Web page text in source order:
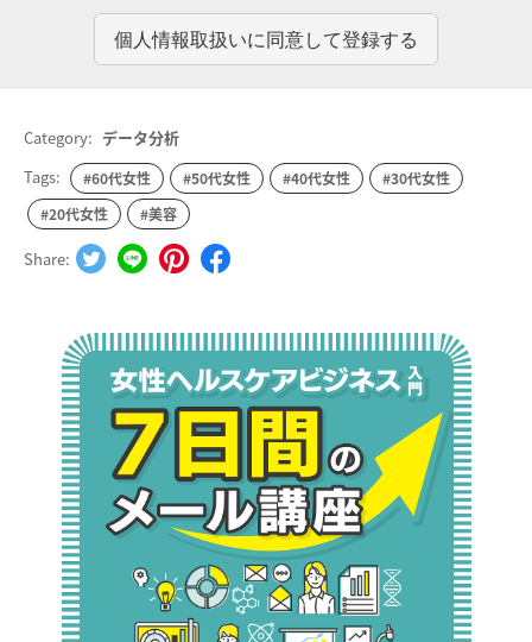
Category: データ分析
Tags:
#60代女性 #50代女性 #40代女性
#30代女性
#20代女性
#美容
Share: